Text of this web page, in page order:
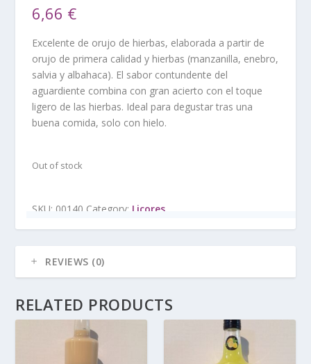
6,66 €
Excelente de orujo de hierbas, elaborada a partir de
orujo de primera calidad y hierbas (manzanilla, enebro,
salvia y albahaca). El sabor contundente del
aguardiente combina con gran acierto con el toque
ligero de las hierbas. Ideal para degustar tras una
buena comida, solo con hielo.
Out of stock
SKU: 00140 Category: Licores
REVIEWS (0)
RELATED PRODUCTS